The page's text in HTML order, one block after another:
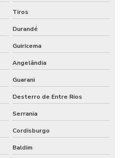
Tiros
Durandé
Guiricema
Angelândia
Guarani
Desterro de Entre Rios
Serrania
Cordisburgo
Baldim